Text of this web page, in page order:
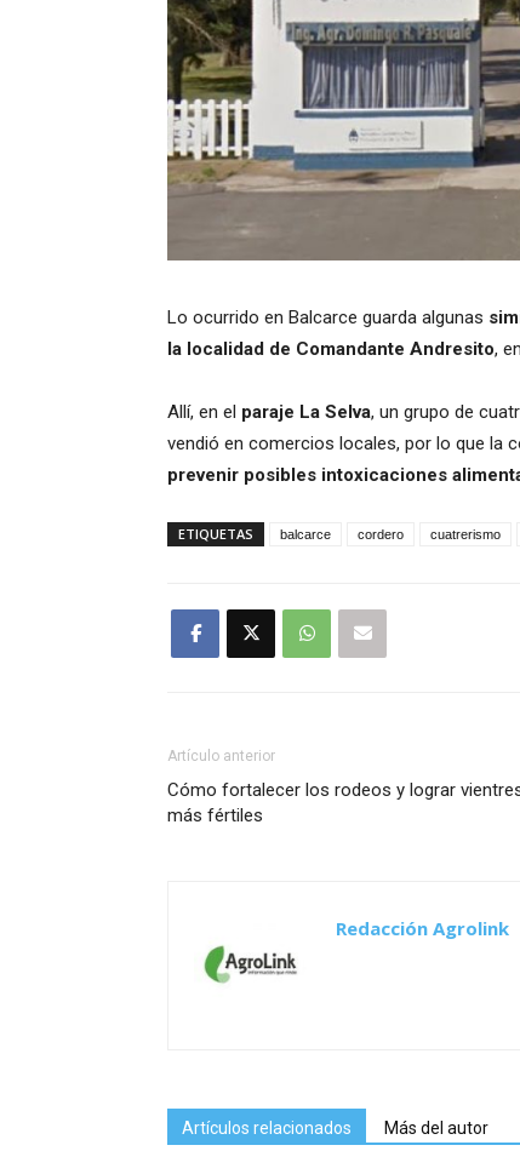
Lo ocurrido en Balcarce guarda algunas
la localidad de Comandante Andresito,
Allí, en el paraje La Selva, un grupo de
vendió en comercios locales, por lo que la
prevenir posibles intoxicaciones
ETIQUETAS balcarce cordero cuatrerismo
Artículo anterior
Cómo fortalecer los rodeos y lograr
más fértiles
Redacción Agrolink
Artículos relacionados Más del autor